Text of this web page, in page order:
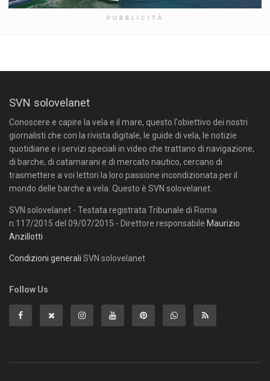
PUBBLICITÀ
SVN solovelanet
Conoscere e capire la vela e il mare, questo l'obiettivo dei nostri
giornalisti che con la rivista digitale, le guide di vela, le notizie
quotidiane e i servizi speciali in video che trattano di navigazione,
di barche, di catamarani e di mercato nautico, cercano di
trasmettere a voi lettori la loro passione incondizionata per il
mondo delle barche a vela. Questo è SVN solovelanet.
SVN solovelanet - Testata registrata Tribunale di Roma
n.117/2015 del 09/07/2015 - Direttore responsabile Maurizio
Anzillotti
Condizioni generali SVN solovelanet
Follow Us